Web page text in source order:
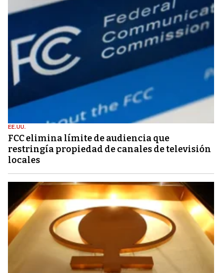
EE.UU.
FCC elimina límite de audiencia que
restringía propiedad de canales de televisión
locales